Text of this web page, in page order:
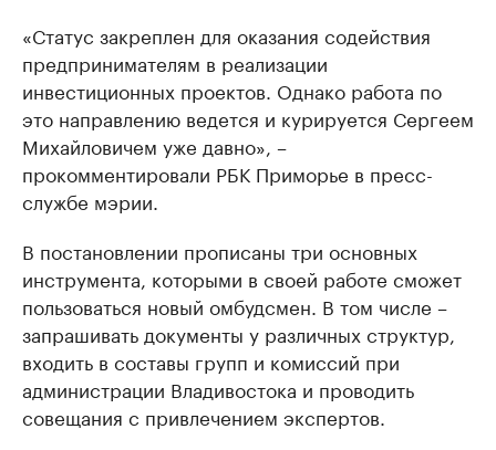
«Статус закреплен для оказания содействия
предпринимателям в реализации
инвестиционных проектов. Однако работа по
это направлению ведется и курируется Сергеем
Михайловичем уже давно», –
прокомментировали РБК Приморье в пресс-
службе мэрии.
В постановлении прописаны три основных
инструмента, которыми в своей работе сможет
пользоваться новый омбудсмен. В том числе –
запрашивать документы у различных структур,
входить в составы групп и комиссий при
администрации Владивостока и проводить
совещания с привлечением экспертов.